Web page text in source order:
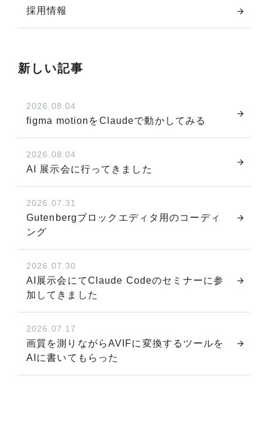
採用情報
新しい記事
2026.08.04
figma motionをClaudeで動かしてみる
2026.08.04
AI 展示会に行ってきました
2026.07.31
Gutenbergブロックエディタ用のコーディ
ング
2026.07.30
AI展示会にてClaude Codeのセミナーに参
加してきました
2026.07.17
画質を測りながらAVIFに変換するツールを
AIに書いてもらった